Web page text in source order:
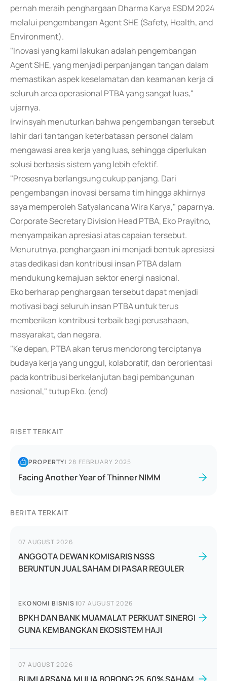
pernah meraih penghargaan Dharma Karya ESDM 2024
melalui pengembangan Agent SHE (Safety, Health, and
Environment).
"Inovasi yang kami lakukan adalah pengembangan
Agent SHE, yang menjadi perpanjangan tangan dalam
memastikan aspek keselamatan dan keamanan kerja di
seluruh area operasional PTBA yang sangat luas,"
ujarnya.
Irwinsyah menuturkan bahwa pengembangan tersebut
lahir dari tantangan keterbatasan personel dalam
mengawasi area kerja yang luas, sehingga diperlukan
solusi berbasis sistem yang lebih efektif.
"Prosesnya berlangsung cukup panjang. Dari
pengembangan inovasi bersama tim hingga akhirnya
saya memperoleh Satyalancana Wira Karya," paparnya.
Corporate Secretary Division Head PTBA, Eko Prayitno,
menyampaikan apresiasi atas capaian tersebut.
Menurutnya, penghargaan ini menjadi bentuk apresiasi
atas dedikasi dan kontribusi insan PTBA dalam
mendukung kemajuan sektor energi nasional.
Eko berharap penghargaan tersebut dapat menjadi
motivasi bagi seluruh insan PTBA untuk terus
memberikan kontribusi terbaik bagi perusahaan,
masyarakat, dan negara.
"Ke depan, PTBA akan terus mendorong terciptanya
budaya kerja yang unggul, kolaboratif, dan berorientasi
pada kontribusi berkelanjutan bagi pembangunan
nasional," tutup Eko. (end)
RISET TERKAIT
PROPERTY|28 FEBRUARY 2025
Facing Another Year of Thinner NIMM
BERITA TERKAIT
07 AUGUST 2026
ANGGOTA DEWAN KOMISARIS NSSS
BERUNTUN JUAL SAHAM DI PASAR REGULER
EKONOMI BISNIS |07 AUGUST 2026
BPKH DAN BANK MUAMALAT PERKUAT SINERGI
GUNA KEMBANGKAN EKOSISTEM HAJI
07 AUGUST 2026